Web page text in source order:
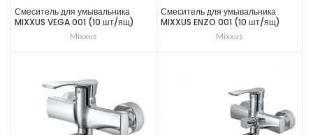
Смеситель для умывальника
MIXXUS VEGA 001 (10 шт/ящ)
Mixxus
Смеситель для умывальника
MIXXUS ENZO 001 (10 шт/ящ)
Mixxus